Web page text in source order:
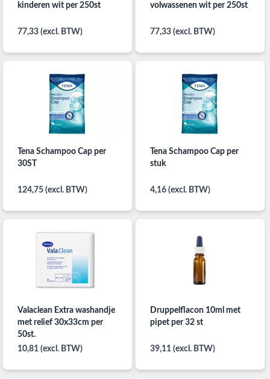
kinderen wit per 250st
77,33 (excl. BTW)
volwassenen wit per 250st
77,33 (excl. BTW)
Tena Schampoo Cap per
30ST
124,75 (excl. BTW)
Tena Schampoo Cap per
stuk
4,16 (excl. BTW)
Valaclean Extra washandje
met relief 30x33cm per
50st.
10,81 (excl. BTW)
Druppelflacon 10ml met
pipet per 32 st
39,11 (excl. BTW)